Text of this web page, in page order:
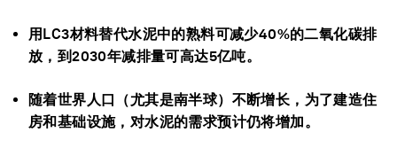
用LC3材料替代水泥中的熟料可减少40%的二氧化碳排
放，到2030年减排量可高达5亿吨。
随着世界人口（尤其是南半球）不断增长，为了建造住
房和基础设施，对水泥的需求预计仍将增加。